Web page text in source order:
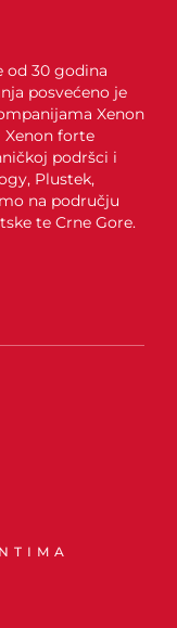
od 30 godina
posvećeno je
Xenon
forte
podršci i
Plustek,
na području
te Crne Gore.